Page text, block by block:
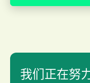
我们正在努